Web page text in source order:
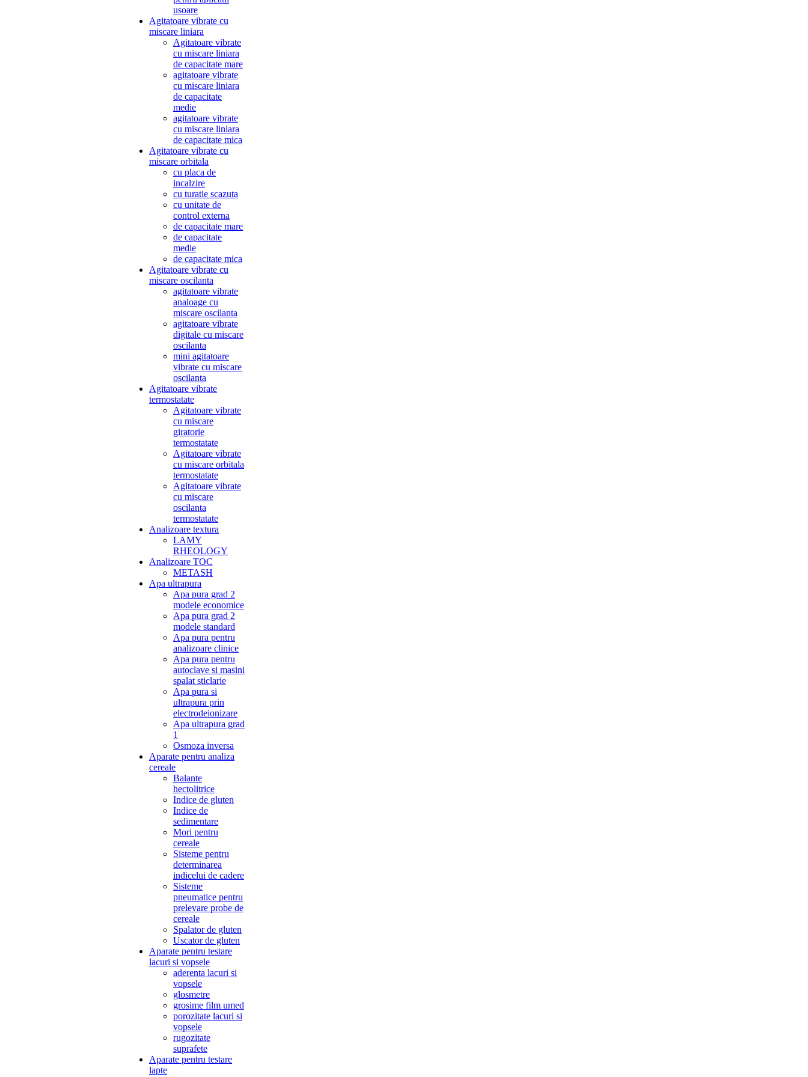
usoare
Agitatoare vibrate cu
miscare liniara
Agitatoare vibrate
cu miscare liniara
de capacitate mare
agitatoare vibrate
cu miscare liniara
de capacitate
medie
agitatoare vibrate
cu miscare liniara
de capacitate mica
Agitatoare vibrate cu
miscare orbitala
cu placa de
incalzire
cu turatie scazuta
cu unitate de
control externa
de capacitate mare
de capacitate
medie
de capacitate mica
Agitatoare vibrate cu
miscare oscilanta
agitatoare vibrate
analoage cu
miscare oscilanta
agitatoare vibrate
digitale cu miscare
oscilanta
mini agitatoare
vibrate cu miscare
oscilanta
Agitatoare vibrate
termostatate
Agitatoare vibrate
cu miscare
giratorie
termostatate
Agitatoare vibrate
cu miscare orbitala
termostatate
Agitatoare vibrate
cu miscare
oscilanta
termostatate
Analizoare textura
LAMY
RHEOLOGY
Analizoare TOC
METASH
Apa ultrapura
Apa pura grad 2
modele economice
Apa pura grad 2
modele standard
Apa pura pentru
analizoare clinice
Apa pura pentru
autoclave si masini
spalat sticlarie
Apa pura si
ultrapura prin
electrodeionizare
Apa ultrapura grad
1
Osmoza inversa
Aparate pentru analiza
cereale
Balante
hectolitrice
Indice de gluten
Indice de
sedimentare
Mori pentru
cereale
Sisteme pentru
determinarea
indicelui de cadere
Sisteme
pneumatice pentru
prelevare probe de
cereale
Spalator de gluten
Uscator de gluten
Aparate pentru testare
lacuri si vopsele
aderenta lacuri si
vopsele
glosmetre
grosime film umed
porozitate lacuri si
vopsele
rugozitate
suprafete
Aparate pentru testare
lapte